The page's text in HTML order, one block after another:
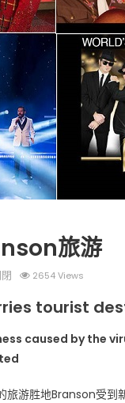
旅游
2654 Views
tourist
caused by the
旅游胜地Branson受
圣路易时报广告
欢迎参加索取! 4月18
Grace UM Church